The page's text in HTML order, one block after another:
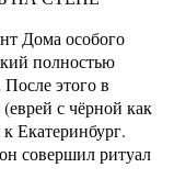
Дома особого
полностью
этого в
с чёрной как
Екатеринбург.
совершил ритуал